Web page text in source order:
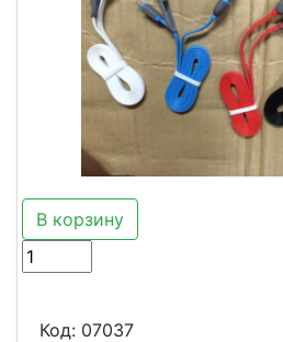
В корзину
Код: 07037